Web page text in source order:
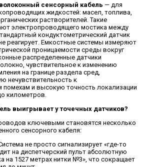
сенсорный кабель — для
жидкостей: масел, топлива,
растворителей. Такие
электропроводящего мостика между
кондуктометрический датчик
реагирует. Емкостные системы измеряют
проницаемости среды вокруг
распределенные датчики
чувствительное к изменению
на границе раздела сред,
нечувствительность к
помехам и высокую точность локализации
километров.
выигрывает у точечных датчиков?
ключевыми становятся несколько
сенсорного кабеля:
не просто сигнализирует «где-то
на диспетчерский пульт абсолютную
на 1527 метрах нитки №3», что сокращает